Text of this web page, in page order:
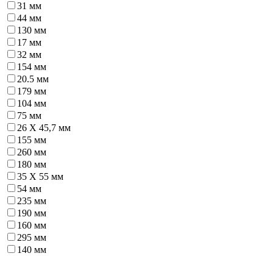
31 мм
44 мм
130 мм
17 мм
32 мм
154 мм
20.5 мм
179 мм
104 мм
75 мм
26 X 45,7 мм
155 мм
260 мм
180 мм
35 X 55 мм
54 мм
235 мм
190 мм
160 мм
295 мм
140 мм